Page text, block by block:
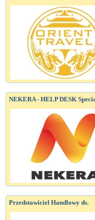
NEKERA - HELP DESK
Przedstawiciel Handlowy ds.